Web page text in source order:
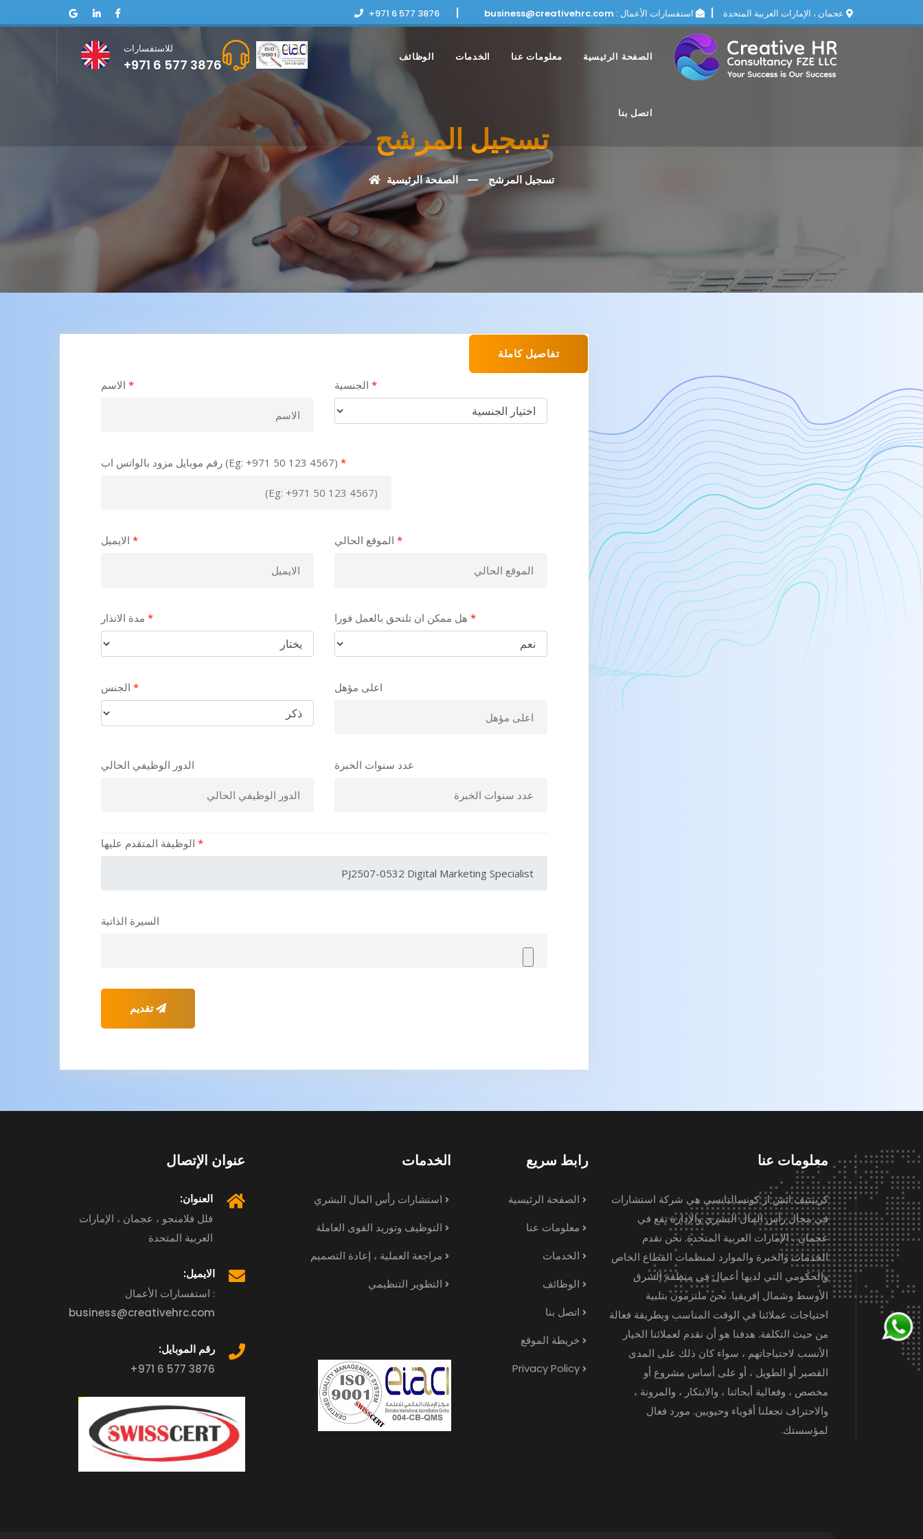
عجمان ، الإمارات العربية المتحدة استفسارات الأعمال : business@creativehrc.com
+971 6 577 3876
للاستفسارات
+971 6 577 3876 الصفحة الرئيسية معلومات عنا الخدمات الوظائف
اتصل بنا
تسجيل المرشح
الصفحة الرئيسية تسجيل المرشح
تفاصيل كاملة
* *
رقم موبايل مزود بالواتس اب (Eg: +971 50 123 4567) *
* *
* *
* اعلى مؤهل
الدور الوظيفي الحالي عدد سنوات الخبرة
*
السيرة الذاتية
تقديم
معلومات عنا
كرييتيف اتش ار كونسالتانسي هي شركة استشارات
في مجال رأس المال البشري والإدارة تقع في
عجمان ، الإمارات العربية المتحدة. نحن نقدم
الخدمات والخبرة والموارد لمنظمات القطاع الخاص
والحكومي التي لديها أعمال في منطقة الشرق
الأوسط وشمال إفريقيا. نحن ملتزمون بتلبية
احتياجات عملائنا في الوقت المناسب وبطريقة فعالة
من حيث التكلفة. هدفنا هو أن نقدم لعملائنا الخيار
الأنسب لاحتياجاتهم ، سواء كان ذلك على المدى
القصير أو الطويل ، أو على أساس مشروع أو
مخصص ، وفعالية أبحاثنا ، والابتكار ، والمرونة ،
والاحتراف تجعلنا أقوياء وحيويين. مورد فعال
لمؤسستك.
رابط سريع
الصفحة الرئيسية
معلومات عنا
الخدمات
الوظائف
اتصل بنا
خريطة الموقع
الخدمات
استشارات رأس المال البشري
التوظيف وتوريد القوى العاملة
مراجعة العملية ، إعادة التصميم
التطوير التنظيمي
عنوان الإتصال
العنوان:
فلل فلامنجو ، عجمان ، الإمارات
العربية المتحدة
الايميل:
استفسارات الأعمال :
business@creativehrc.com
رقم الموبايل:
+971 6 577 3876